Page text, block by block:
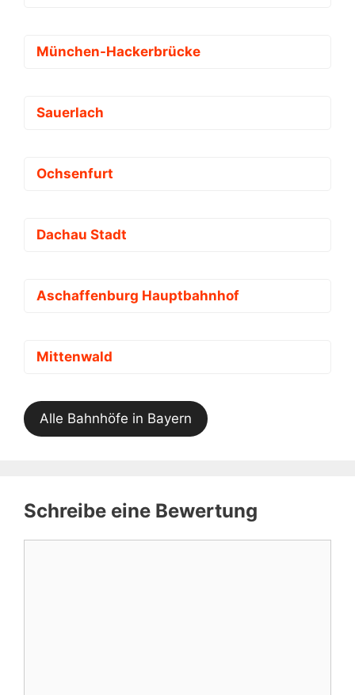
München-Hackerbrücke
Sauerlach
Ochsenfurt
Dachau Stadt
Aschaffenburg Hauptbahnhof
Mittenwald
Alle Bahnhöfe in Bayern
Schreibe eine Bewertung